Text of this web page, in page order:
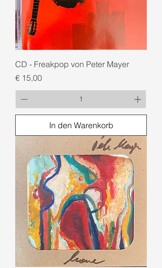
CD - Freakpop von Peter Mayer
Preis
€ 15,00
In den Warenkorb